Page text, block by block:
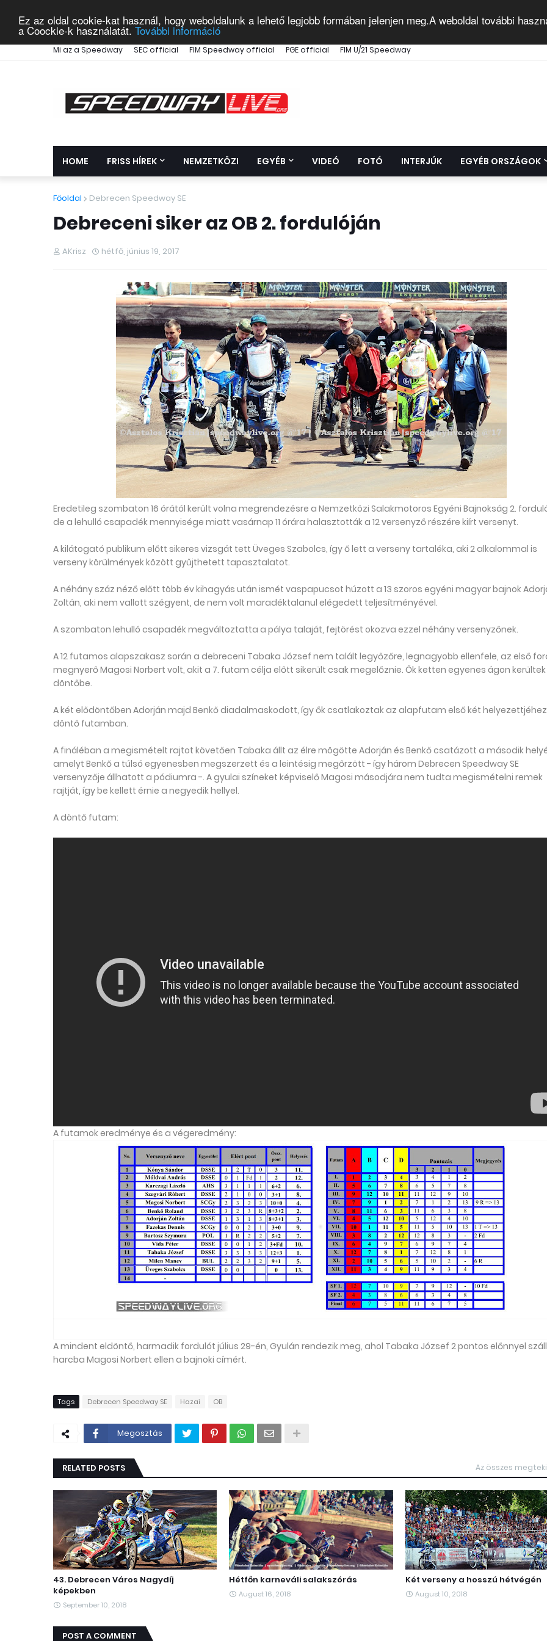
Ez az oldal cookie-kat használ, hogy weboldalunk a lehető legjobb formában jelenjen meg.A weboldal további
a Coockie-k használatát. További információ
Mi az a Speedway SEC official FIM Speedway official PGE official FIM U/21 Speedway
HOME FRISS HÍREK NEMZETKÖZI EGYÉB VIDEÓ FOTÓ INTERJÚK EGYÉB ORSZÁGOK
Főoldal Debrecen Speedway SE
Debreceni siker az OB 2. fordulóján
AKrisz hétfő, június 19, 2017
Eredetileg szombaton 16 órától került volna megrendezésre a Nemzetközi Salakmotoros Egyéni Bajnokság 2.
de a lehulló csapadék mennyisége miatt vasárnap 11 órára halasztották a 12 versenyző részére kiírt versenyt.
A kilátogató publikum előtt sikeres vizsgát tett Üveges Szabolcs, így ő lett a verseny tartaléka, aki 2 alkalommal is
verseny körülmények között gyűjthetett tapasztalatot.
A néhány száz néző előtt több év kihagyás után ismét vaspapucsot húzott a 13 szoros egyéni magyar bajnok
Zoltán, aki nem vallott szégyent, de nem volt maradéktalanul elégedett teljesítményével.
A szombaton lehulló csapadék megváltoztatta a pálya talaját, fejtörést okozva ezzel néhány versenyzőnek.
A 12 futamos alapszakasz során a debreceni Tabaka József nem talált legyőzőre, legnagyobb ellenfele, az első
megnyerő Magosi Norbert volt, akit a 7. futam célja előtt sikerült csak megelőznie. Ők ketten egyenes ágon
döntőbe.
A két elődöntőben Adorján majd Benkő diadalmaskodott, így ők csatlakoztak az alapfutam első két
döntő futamban.
A fináléban a megismételt rajtot követően Tabaka állt az élre mögötte Adorján és Benkő csatázott a második
amelyt Benkő a túlsó egyenesben megszerzett és a leintésig megőrzött - így három Debrecen Speedway SE
versenyzője állhatott a pódiumra -. A gyulai színeket képviselő Magosi másodjára nem tudta megismételni remek
rajtját, így be kellett érnie a negyedik hellyel.
A döntő futam:
A futamok eredménye és a végeredmény:
A mindent eldöntő, harmadik fordulót július 29-én, Gyulán rendezik meg, ahol Tabaka József 2 pontos előnnyel száll
harcba Magosi Norbert ellen a bajnoki címért.
Tags Debrecen Speedway SE Hazai OB
Megosztás
RELATED POSTS Az összes
43. Debrecen Város Nagydíj
képekben
September 10, 2018
Hétfőn karneváli salakszórás
August 16, 2018
Két verseny a hosszú hétvégén
August 10, 2018
POST A COMMENT